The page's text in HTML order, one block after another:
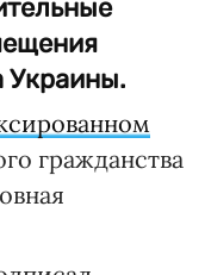
Украины.
гражданства